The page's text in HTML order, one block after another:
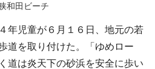
和田ビーチ
年児童が６月１６日、地元の若
道を取り付けた。「ゆめロー
道は炎天下の砂浜を安全に歩い